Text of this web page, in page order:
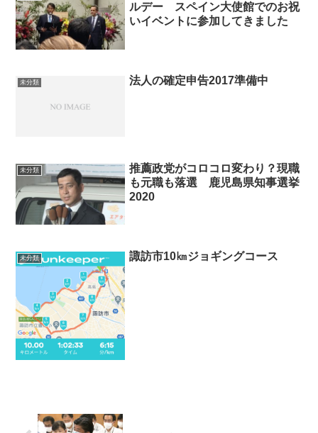
ルデー スペイン大使館でのお祝
いイベントに参加してきました
未分類 法人の確定申告2017準備中
未分類
推薦政党がコロコロ変わり？現職
も元職も落選 鹿児島県知事選挙
2020
未分類 諏訪市10㎞ジョギングコース